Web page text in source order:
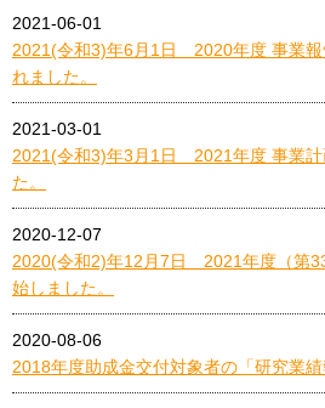
2021-06-01
2021(令和3)年6月1日 2020年度 事業報
れました。
2021-03-01
2021(令和3)年3月1日 2021年度 事業計
た。
2020-12-07
2020(令和2)年12月7日 2021年度（第
始しました。
2020-08-06
2018年度助成金交付対象者の「研究業績